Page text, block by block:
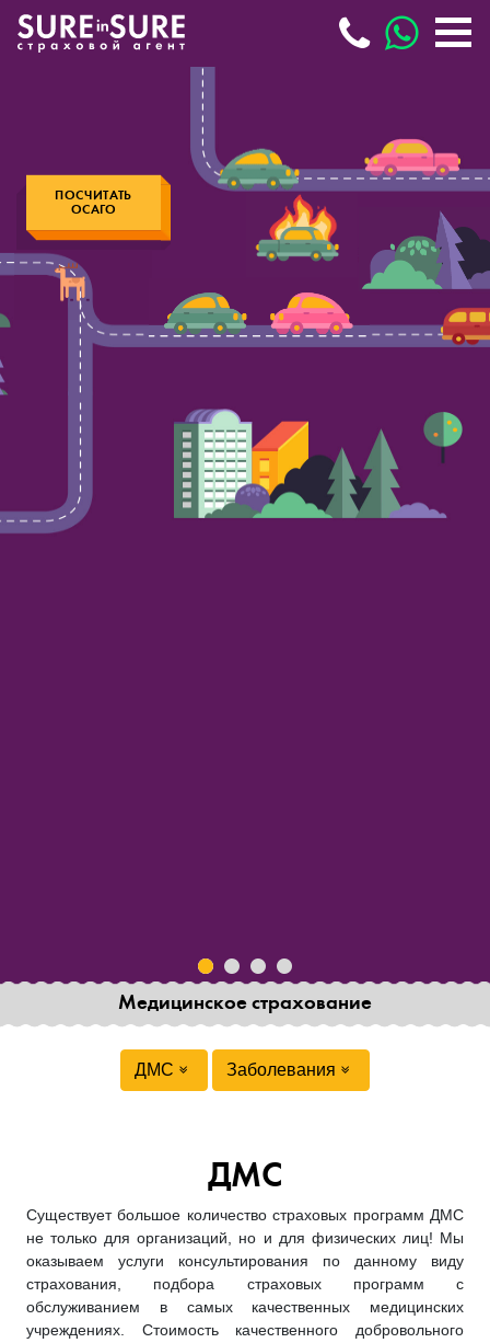
ПОСЧИТАТЬ
ОСАГО
Медицинское страхование
ДМС Заболевания
ДМС
Существует большое количество страховых программ ДМС
не только для организаций, но и для физических лиц! Мы
оказываем услуги консультирования по данному виду
страхования, подбора страховых программ с
обслуживанием в самых качественных медицинских
учреждениях. Стоимость качественного добровольного